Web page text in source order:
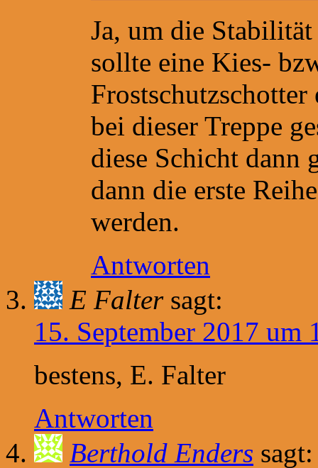
Ja, um die
sollte eine Kies-
bei dieser Treppe
diese Schicht dann
dann die erste
werden.
Antworten
E Falter sagt:
15. September 2017 um
bestens, E. Falter
Antworten
Berthold Enders sagt: